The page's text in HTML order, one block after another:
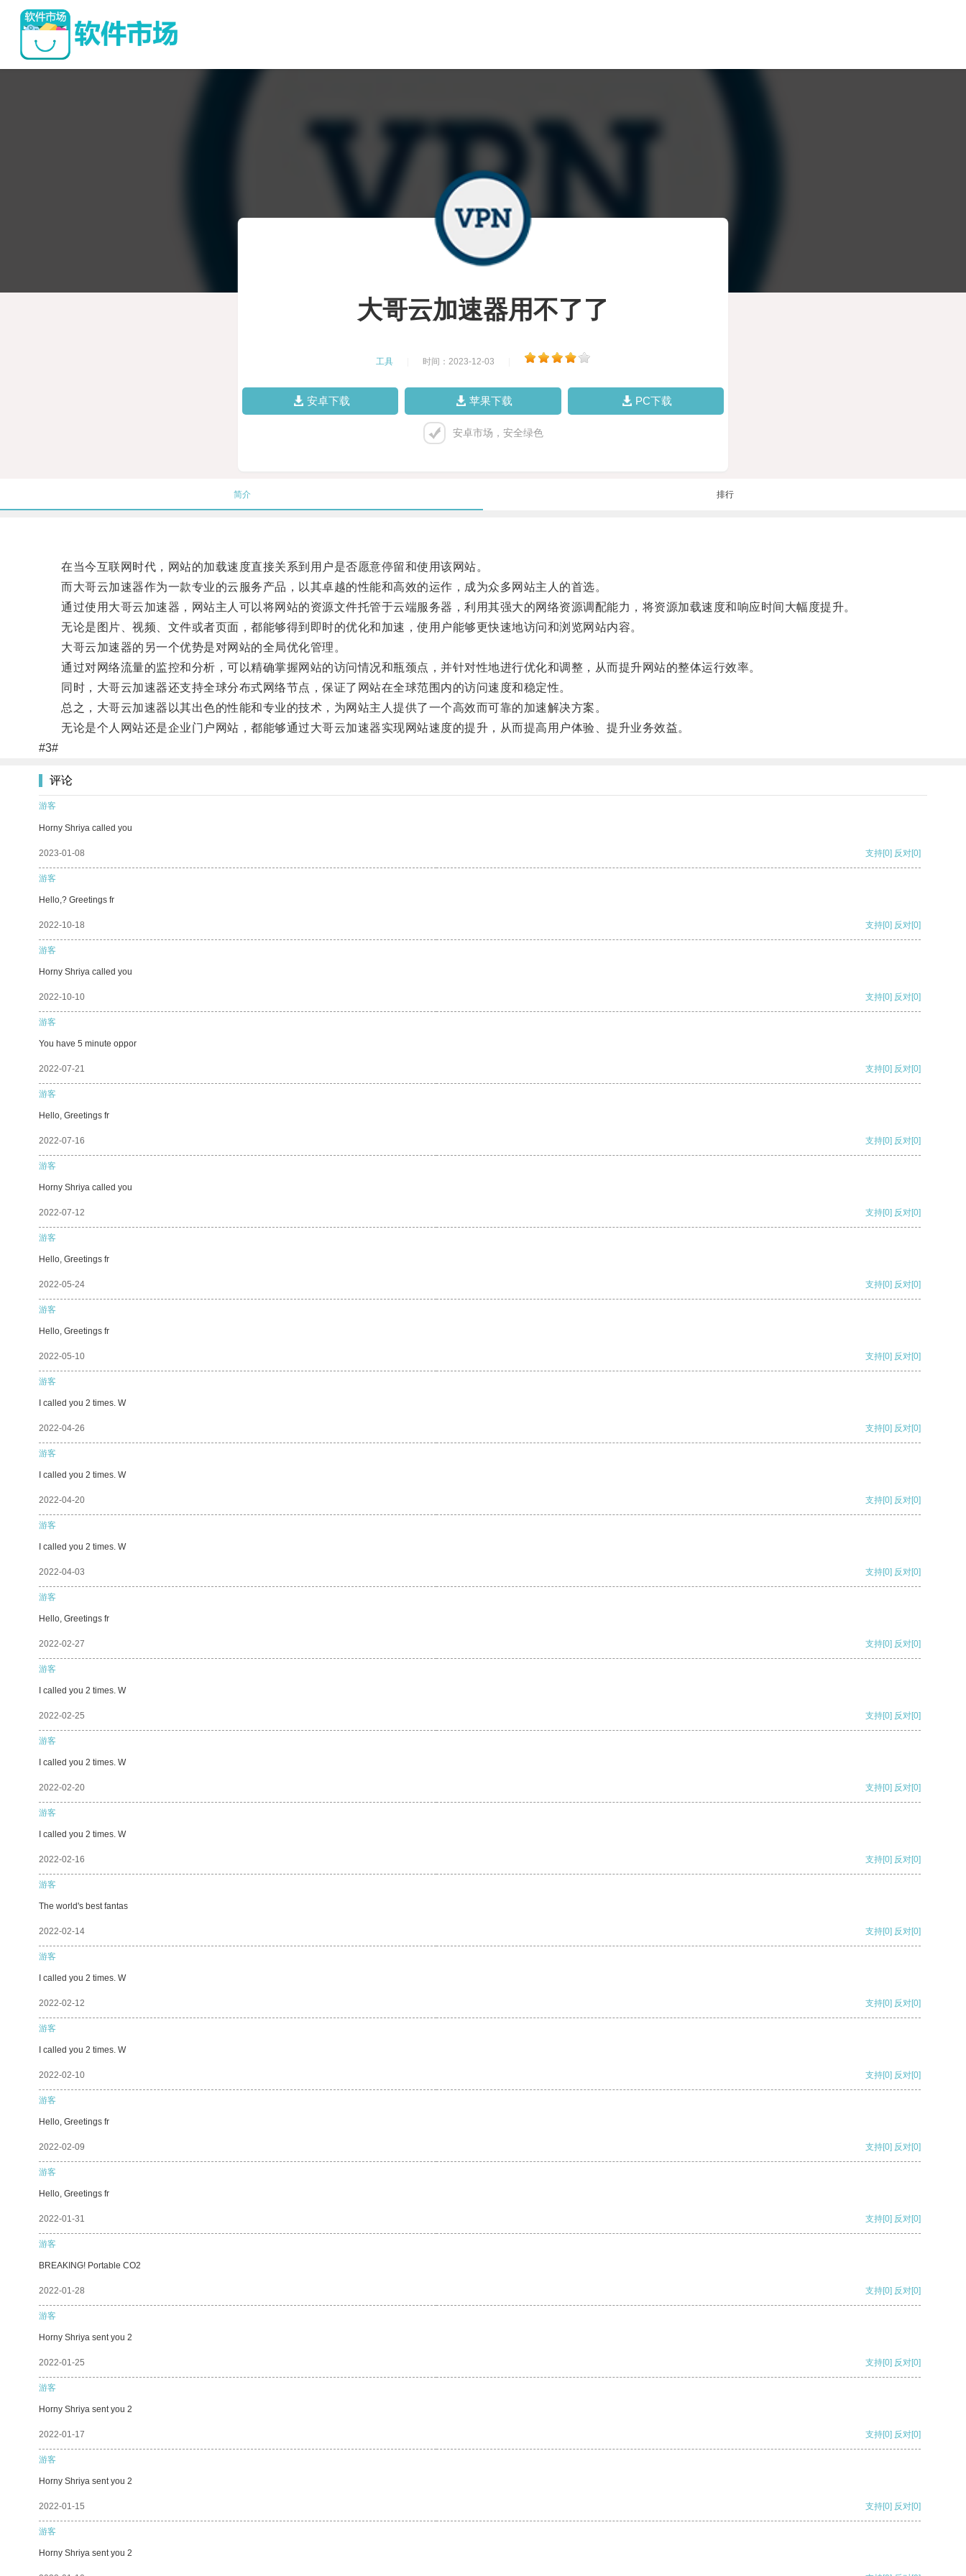
大哥云加速器用不了了
工具 时间：2023-12-03
安卓下载 苹果下载 PC下载
安卓市场，安全绿色
简介 排行
在当今互联网时代，网站的加载速度直接关系到用户是否愿意停留和使用该网站。
而大哥云加速器作为一款专业的云服务产品，以其卓越的性能和高效的运作，成为众多网站主人的首选。
通过使用大哥云加速器，网站主人可以将网站的资源文件托管于云端服务器，利用其强大的网络资源调配能力，将资源加载速度和响应时间大幅度提升。
无论是图片、视频、文件或者页面，都能够得到即时的优化和加速，使用户能够更快速地访问和浏览网站内容。
大哥云加速器的另一个优势是对网站的全局优化管理。
通过对网络流量的监控和分析，可以精确掌握网站的访问情况和瓶颈点，并针对性地进行优化和调整，从而提升网站的整体运行效率。
同时，大哥云加速器还支持全球分布式网络节点，保证了网站在全球范围内的访问速度和稳定性。
总之，大哥云加速器以其出色的性能和专业的技术，为网站主人提供了一个高效而可靠的加速解决方案。
无论是个人网站还是企业门户网站，都能够通过大哥云加速器实现网站速度的提升，从而提高用户体验、提升业务效益。
#3#
评论
游客
Horny Shriya called you
2023-01-08 支持[0] 反对[0]
游客
Hello,? Greetings fr
2022-10-18 支持[0] 反对[0]
游客
Horny Shriya called you
2022-10-10 支持[0] 反对[0]
游客
You have 5 minute oppor
2022-07-21 支持[0] 反对[0]
游客
Hello, Greetings fr
2022-07-16 支持[0] 反对[0]
游客
Horny Shriya called you
2022-07-12 支持[0] 反对[0]
游客
Hello, Greetings fr
2022-05-24 支持[0] 反对[0]
游客
Hello, Greetings fr
2022-05-10 支持[0] 反对[0]
游客
I called you 2 times. W
2022-04-26 支持[0] 反对[0]
游客
I called you 2 times. W
2022-04-20 支持[0] 反对[0]
游客
I called you 2 times. W
2022-04-03 支持[0] 反对[0]
游客
Hello, Greetings fr
2022-02-27 支持[0] 反对[0]
游客
I called you 2 times. W
2022-02-25 支持[0] 反对[0]
游客
I called you 2 times. W
2022-02-20 支持[0] 反对[0]
游客
I called you 2 times. W
2022-02-16 支持[0] 反对[0]
游客
The world's best fantas
2022-02-14 支持[0] 反对[0]
游客
I called you 2 times. W
2022-02-12 支持[0] 反对[0]
游客
I called you 2 times. W
2022-02-10 支持[0] 反对[0]
游客
Hello, Greetings fr
2022-02-09 支持[0] 反对[0]
游客
Hello, Greetings fr
2022-01-31 支持[0] 反对[0]
游客
BREAKING! Portable CO2
2022-01-28 支持[0] 反对[0]
游客
Horny Shriya sent you 2
2022-01-25 支持[0] 反对[0]
游客
Horny Shriya sent you 2
2022-01-17 支持[0] 反对[0]
游客
Horny Shriya sent you 2
2022-01-15 支持[0] 反对[0]
游客
Horny Shriya sent you 2